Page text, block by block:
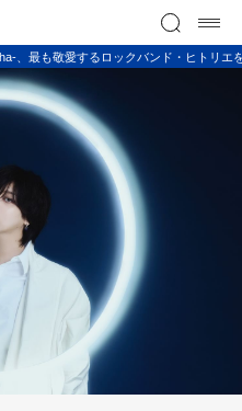
、最も敬愛するロックバンド・ヒトリエ